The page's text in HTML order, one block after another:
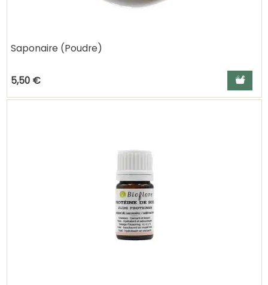
Saponaire (Poudre)
5,50 € Ajouter